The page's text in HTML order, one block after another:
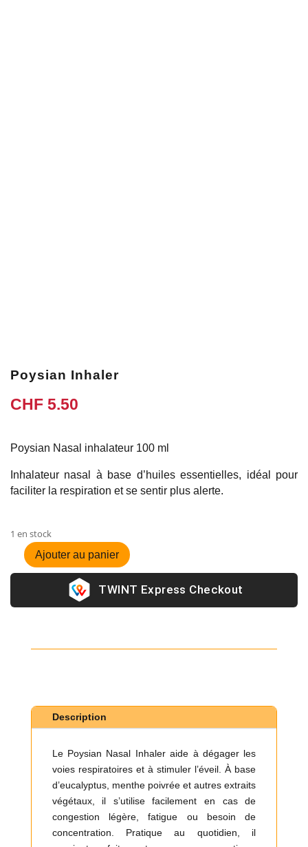
Poysian Inhaler
CHF 5.50
Poysian Nasal inhalateur 100 ml
Inhalateur nasal à base d’huiles essentielles, idéal pour
faciliter la respiration et se sentir plus alerte.
1 en stock
quantité
de
Inhaler
Ajouter au panier
Express Checkout
Description
Le Poysian Nasal Inhaler aide à dégager les
voies respiratoires et à stimuler l’éveil. À base
d’eucalyptus, menthe poivrée et autres extraits
végétaux, il s’utilise facilement en cas de
congestion légère, fatigue ou besoin de
concentration. Pratique au quotidien, il